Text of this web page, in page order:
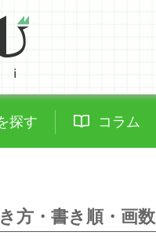
探す コラム
方・書き順・画数